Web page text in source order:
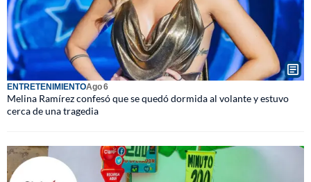
ENTRETENIMIENTOAgo 6
Melina Ramírez confesó que se quedó dormida al volante y estuvo
cerca de una tragedia